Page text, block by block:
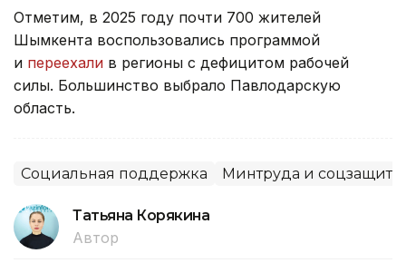
Отметим, в 2025 году почти 700 жителей
Шымкента воспользовались программой
и переехали в регионы с дефицитом рабочей
силы. Большинство выбрало Павлодарскую
область.
Социальная поддержка Минтруда и
Татьяна Корякина
Автор